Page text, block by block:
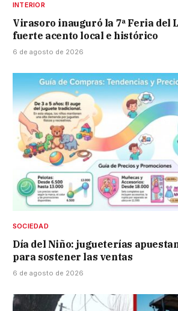
INTERIOR
Virasoro inauguró la 7ª Feria del
fuerte acento local e histórico
6 de agosto de 2026
SOCIEDAD
Día del Niño: jugueterías
para sostener las ventas
6 de agosto de 2026